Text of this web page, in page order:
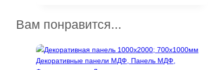
14300 ₽
вариаций.
можно
выбрать
Вам понравится...